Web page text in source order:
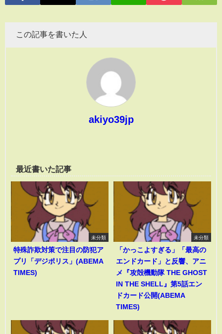
この記事を書いた人
akiyo39jp
最近書いた記事
未分類
特殊詐欺対策で注目の防犯ア
プリ「デジポリス」(ABEMA
TIMES)
未分類
「かっこよすぎる」「最高の
エンドカード」と反響、アニ
メ『攻殻機動隊 THE GHOST
IN THE SHELL』第5話エン
ドカード公開(ABEMA
TIMES)